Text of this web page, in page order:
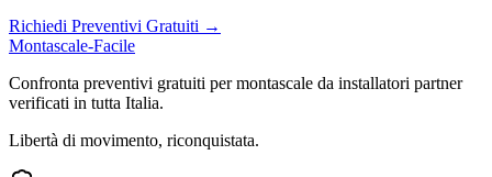
Richiedi Preventivi Gratuiti →
Montascale-Facile
Confronta preventivi gratuiti per montascale da installatori partner
verificati in tutta Italia.
Libertà di movimento, riconquistata.